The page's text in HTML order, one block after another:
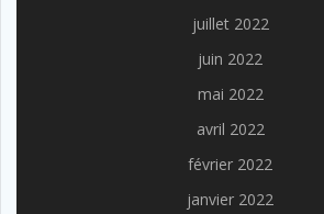
juillet 2022
juin 2022
mai 2022
avril 2022
février 2022
janvier 2022